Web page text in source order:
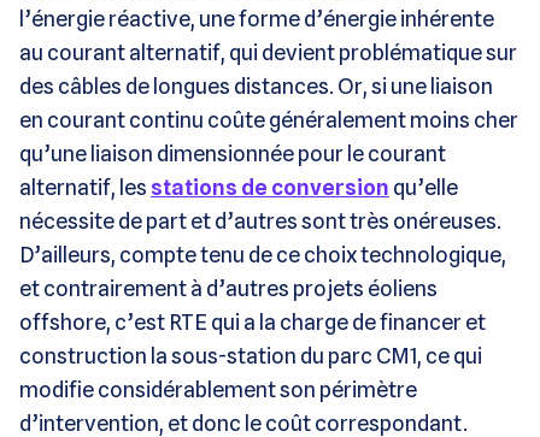
l’énergie réactive, une forme d’énergie inhérente
au courant alternatif, qui devient problématique sur
des câbles de longues distances. Or, si une liaison
en courant continu coûte généralement moins cher
qu’une liaison dimensionnée pour le courant
alternatif, les stations de conversion qu’elle
nécessite de part et d’autres sont très onéreuses.
D’ailleurs, compte tenu de ce choix technologique,
et contrairement à d’autres projets éoliens
offshore, c’est RTE qui a la charge de financer et
construction la sous-station du parc CM1, ce qui
modifie considérablement son périmètre
d’intervention, et donc le coût correspondant.